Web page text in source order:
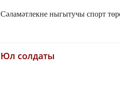
Сәламәтлекне ныгытучы спорт
Юл солдаты